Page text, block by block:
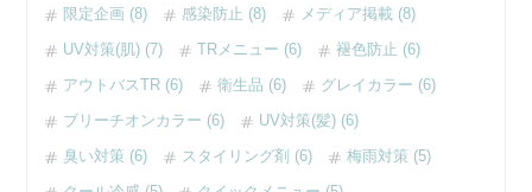
限定企画 (8)
感染防止 (8)
メディア掲載 (8)
UV対策(肌) (7)
TRメニュー (6)
褪色防止 (6)
アウトバスTR (6)
衛生品 (6)
グレイカラー (6)
ブリーチオンカラー (6)
UV対策(髪) (6)
臭い対策 (6)
スタイリング剤 (6)
梅雨対策 (5)